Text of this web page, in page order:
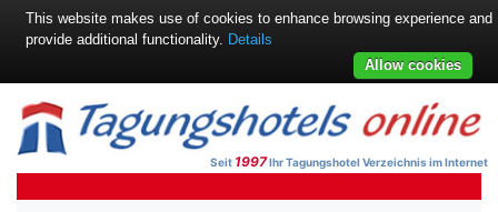
Seit 1997Ihr Tagungshotel Verzeichnis im Internet
This website makes use of cookies to enhance browsing experience and
provide additional functionality. Details
Allow cookies